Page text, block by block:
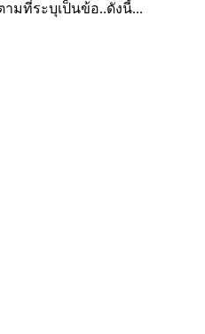
มที่ระบุเป็นข้อ..ดังนี้...